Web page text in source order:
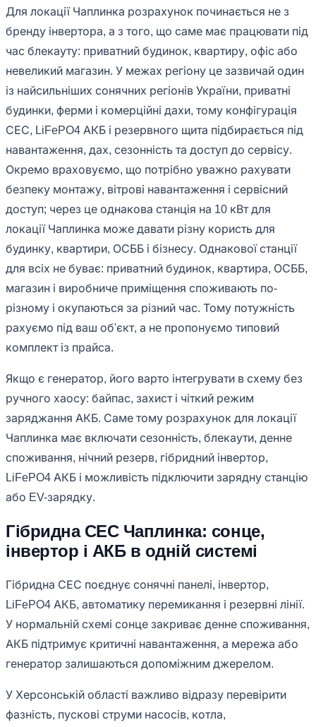
Для локації Чаплинка розрахунок починається не з
бренду інвертора, а з того, що саме має працювати під
час блекауту: приватний будинок, квартиру, офіс або
невеликий магазин. У межах регіону це зазвичай один
із найсильніших сонячних регіонів України, приватні
будинки, ферми і комерційні дахи, тому конфігурація
СЕС, LiFePO4 АКБ і резервного щита підбирається під
навантаження, дах, сезонність та доступ до сервісу.
Окремо враховуємо, що потрібно уважно рахувати
безпеку монтажу, вітрові навантаження і сервісний
доступ; через це однакова станція на 10 кВт для
локації Чаплинка може давати різну користь для
будинку, квартири, ОСББ і бізнесу. Однакової станції
для всіх не буває: приватний будинок, квартира, ОСББ,
магазин і виробниче приміщення споживають по-
різному і окупаються за різний час. Тому потужність
рахуємо під ваш об'єкт, а не пропонуємо типовий
комплект із прайса.
Якщо є генератор, його варто інтегрувати в схему без
ручного хаосу: байпас, захист і чіткий режим
заряджання АКБ. Саме тому розрахунок для локації
Чаплинка має включати сезонність, блекаути, денне
споживання, нічний резерв, гібридний інвертор,
LiFePO4 АКБ і можливість підключити зарядну станцію
або EV-зарядку.
Гібридна СЕС Чаплинка: сонце,
інвертор і АКБ в одній системі
Гібридна СЕС поєднує сонячні панелі, інвертор,
LiFePO4 АКБ, автоматику перемикання і резервні лінії.
У нормальній схемі сонце закриває денне споживання,
АКБ підтримує критичні навантаження, а мережа або
генератор залишаються допоміжним джерелом.
У Херсонській області важливо відразу перевірити
фазність, пускові струми насосів, котла,